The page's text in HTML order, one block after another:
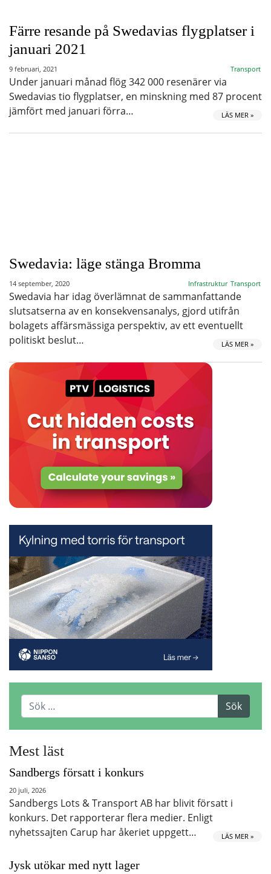
Färre resande på Swedavias flygplatser i
januari 2021
9 februari, 2021 Transport
Under januari månad flög 342 000 resenärer via
Swedavias tio flygplatser, en minskning med 87 procent
jämfört med januari förra…
LÄS MER »
Swedavia: läge stänga Bromma
14 september, 2020 Infrastruktur Transport
Swedavia har idag överlämnat de sammanfattande
slutsatserna av en konsekvensanalys, gjord utifrån
bolagets affärsmässiga perspektiv, av ett eventuellt
politiskt beslut…
LÄS MER »
Mest läst
Sandbergs försatt i konkurs
20 juli, 2026
Sandbergs Lots & Transport AB har blivit försatt i
konkurs. Det rapporterar flera medier. Enligt
nyhetssajten Carup har åkeriet uppgett…
LÄS MER »
Jysk utökar med nytt lager